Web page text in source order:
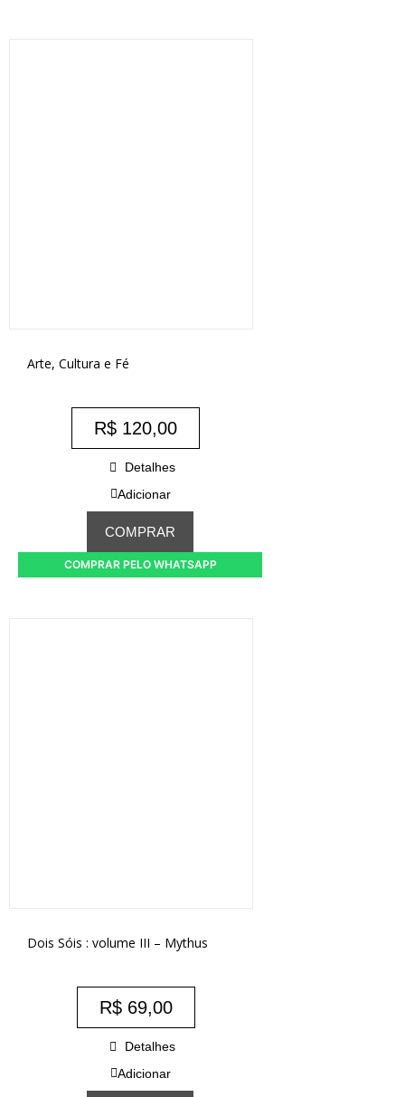
Arte, Cultura e Fé
R$ 120,00
Detalhes
Adicionar
COMPRAR
COMPRAR PELO WHATSAPP
Dois Sóis : volume III – Mythus
R$69,00
Detalhes
Adicionar